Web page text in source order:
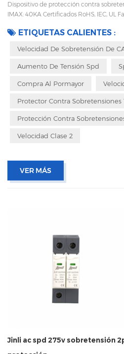
Dispositivo de protección contra
IMAX: 40KA Certificados RoHS, IEC, UL
evitar vibraciones durante el transporte
ETIQUETAS CALIENTES :
Velocidad De Sobretensión De
Aumento De Tensión Spd
Compra Al Pormayor
Protector Contra Sobretensiones
Protección Contra
Velocidad Clase 2
VER MÁS
Jinli ac spd 275v sobretensión